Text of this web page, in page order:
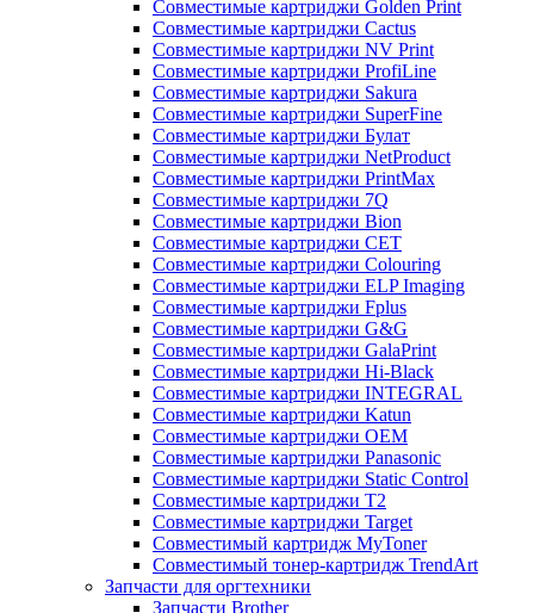
Совместимые картриджи Golden Print
Совместимые картриджи Cactus
Совместимые картриджи NV Print
Совместимые картриджи ProfiLine
Совместимые картриджи Sakura
Совместимые картриджи SuperFine
Совместимые картриджи Булат
Совместимые картриджи NetProduct
Совместимые картриджи PrintMax
Совместимые картриджи 7Q
Совместимые картриджи Bion
Совместимые картриджи CET
Совместимые картриджи Colouring
Совместимые картриджи ELP Imaging
Совместимые картриджи Fplus
Совместимые картриджи G&G
Совместимые картриджи GalaPrint
Совместимые картриджи Hi-Black
Совместимые картриджи INTEGRAL
Совместимые картриджи Katun
Совместимые картриджи OEM
Совместимые картриджи Panasonic
Совместимые картриджи Static Control
Совместимые картриджи T2
Совместимые картриджи Target
Совместимый картридж MyToner
Совместимый тонер-картридж TrendArt
Запчасти для оргтехники
Запчасти Brother